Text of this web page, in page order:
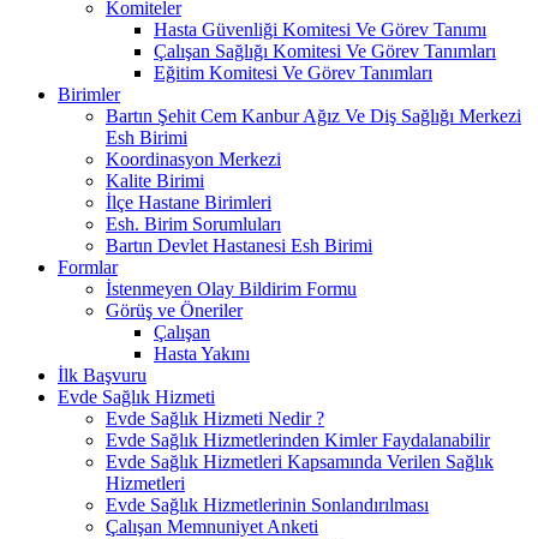
Komiteler
Hasta Güvenliği Komitesi Ve Görev Tanımı
Çalışan Sağlığı Komitesi Ve Görev Tanımları
Eğitim Komitesi Ve Görev Tanımları
Birimler
Bartın Şehit Cem Kanbur Ağız Ve Diş Sağlığı Merkezi
Esh Birimi
Koordinasyon Merkezi
Kalite Birimi
İlçe Hastane Birimleri
Esh. Birim Sorumluları
Bartın Devlet Hastanesi Esh Birimi
Formlar
İstenmeyen Olay Bildirim Formu
Görüş ve Öneriler
Çalışan
Hasta Yakını
İlk Başvuru
Evde Sağlık Hizmeti
Evde Sağlık Hizmeti Nedir ?
Evde Sağlık Hizmetlerinden Kimler Faydalanabilir
Evde Sağlık Hizmetleri Kapsamında Verilen Sağlık
Hizmetleri
Evde Sağlık Hizmetlerinin Sonlandırılması
Çalışan Memnuniyet Anketi